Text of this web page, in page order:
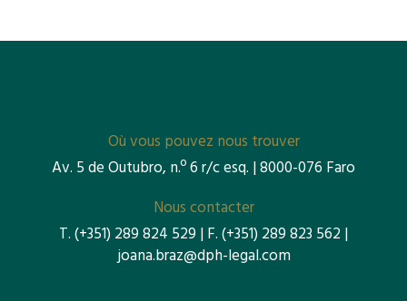
Où vous pouvez nous trouver
Av. 5 de Outubro, n.º 6 r/c esq. | 8000-076 Faro
Nous contacter
T.(+351) 289 824 529 | F.(+351) 289 823 562|
joana.braz@dph-legal.com